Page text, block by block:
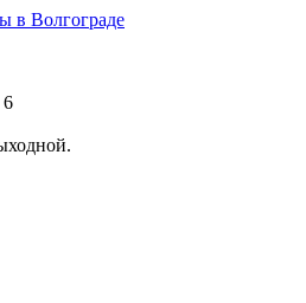
в Волгограде